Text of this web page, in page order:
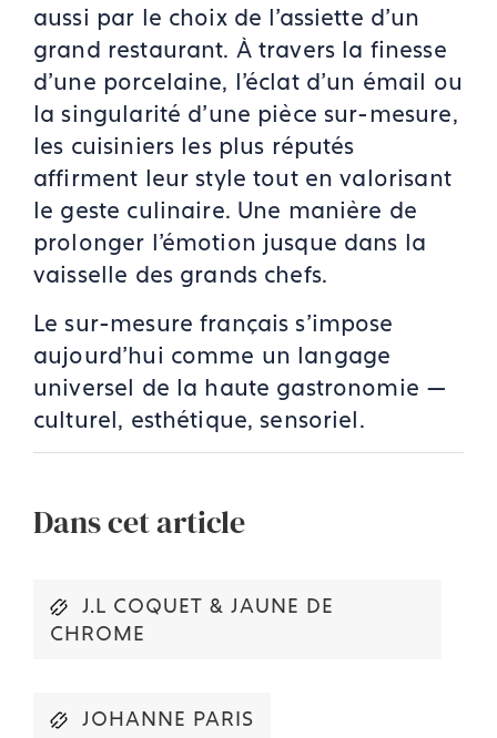
aussi par le choix de l’assiette d’un
grand restaurant. À travers la finesse
d’une porcelaine, l’éclat d’un émail ou
la singularité d’une pièce sur-mesure,
les cuisiniers les plus réputés
affirment leur style tout en valorisant
le geste culinaire. Une manière de
prolonger l’émotion jusque dans la
vaisselle des grands chefs.
Le sur-mesure français s’impose
aujourd’hui comme un langage
universel de la haute gastronomie —
culturel, esthétique, sensoriel.
Dans cet article
J.L COQUET & JAUNE DE
CHROME
JOHANNE PARIS